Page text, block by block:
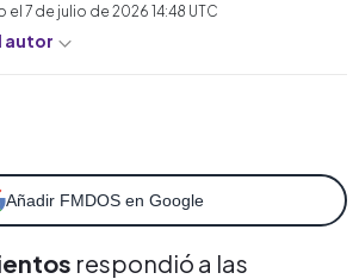
el 7 de julio de 2026 14:48 UTC
autor
Añadir FMDOS en Google
respondió a las